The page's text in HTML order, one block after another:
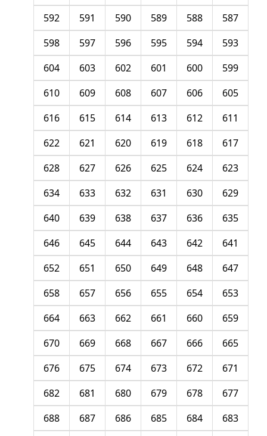
587
588
589
590
591
592
593
594
595
596
597
598
599
600
601
602
603
604
605
606
607
608
609
610
611
612
613
614
615
616
617
618
619
620
621
622
623
624
625
626
627
628
629
630
631
632
633
634
635
636
637
638
639
640
641
642
643
644
645
646
647
648
649
650
651
652
653
654
655
656
657
658
659
660
661
662
663
664
665
666
667
668
669
670
671
672
673
674
675
676
677
678
679
680
681
682
683
684
685
686
687
688